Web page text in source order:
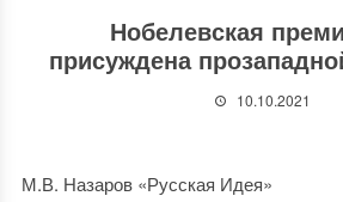
Нобелевская
присуждена
10.10.2021
М.В. Назаров «Русская Идея»